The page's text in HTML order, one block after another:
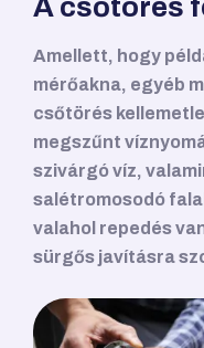
A csőtörés
Amellett, hogy
mérőakna, egyéb
csőtörés
megszűnt
szivárgó víz,
salétromosodó
valahol repedés
sürgős javításra